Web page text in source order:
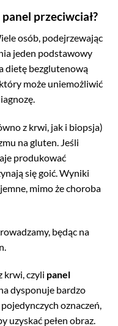
przeciwciał?
osób, podejrzewając
jeden podstawowy
dietę bezglutenową
może uniemożliwić
z krwi, jak i biopsja)
na gluten. Jeśli
produkować
się goić. Wyniki
mimo że choroba
będąc na
krwi, czyli panel
dysponuje bardzo
oznaczeń,
uzyskać pełen obraz.